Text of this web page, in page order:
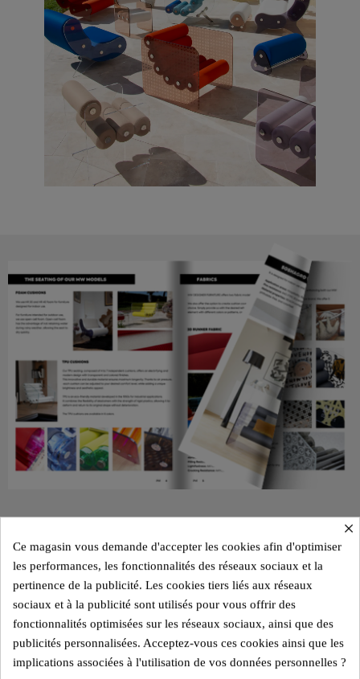
CATALOGUE KUUMO 2025
Découvrez l'ensemble de la collection KUUMO dans notre
catalogue 2025.
En flipbook ou en téléchargement
×
Ce magasin vous demande d'accepter les cookies afin d'optimiser
les performances, les fonctionnalités des réseaux sociaux et la
pertinence de la publicité. Les cookies tiers liés aux réseaux
sociaux et à la publicité sont utilisés pour vous offrir des
fonctionnalités optimisées sur les réseaux sociaux, ainsi que des
publicités personnalisées. Acceptez-vous ces cookies ainsi que les
implications associées à l'utilisation de vos données personnelles ?